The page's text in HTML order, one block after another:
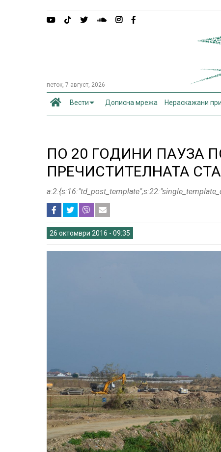
петок, 7 август, 2026
Вести Дописна мрежа Нераскажани
ПО 20 ГОДИНИ ПАУЗА
ПРЕЧИСТИТЕЛНАТА
26 октомври 2016 - 09:35